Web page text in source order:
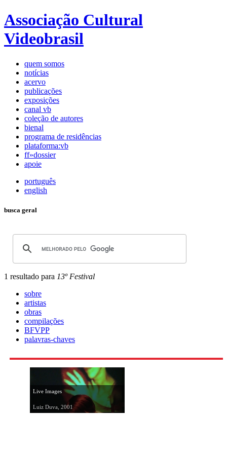
Associação Cultural
Videobrasil
quem somos
notícias
acervo
publicações
exposições
canal vb
coleção de autores
bienal
programa de residências
plataforma:vb
ff»dossier
apoie
português
english
busca geral
1 resultado para 13º Festival
sobre
artistas
obras
compilações
BFVPP
palavras-chaves
Live Images
Luiz Duva, 2001